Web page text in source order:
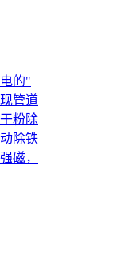
的"
管道
粉除
除铁
磁，